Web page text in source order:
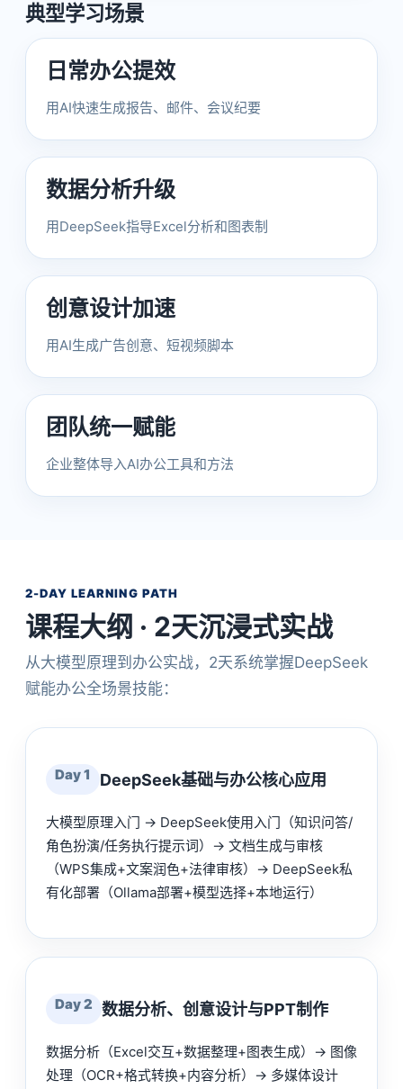
典型学习场景
日常办公提效
用AI快速生成报告、邮件、会议纪要
数据分析升级
用DeepSeek指导Excel分析和图表制
创意设计加速
用AI生成广告创意、短视频脚本
团队统一赋能
企业整体导入AI办公工具和方法
2-DAY LEARNING PATH
课程大纲 · 2天沉浸式实战
从大模型原理到办公实战，2天系统掌握DeepSeek
赋能办公全场景技能：
Day 1 DeepSeek基础与办公核心应用
大模型原理入门 → DeepSeek使用入门（知识问答/
角色扮演/任务执行提示词）→ 文档生成与审核
（WPS集成+文案润色+法律审核）→ DeepSeek私
有化部署（Ollama部署+模型选择+本地运行）
Day 2 数据分析、创意设计与PPT制作
数据分析（Excel交互+数据整理+图表生成）→ 图像
处理（OCR+格式转换+内容分析）→ 多媒体设计